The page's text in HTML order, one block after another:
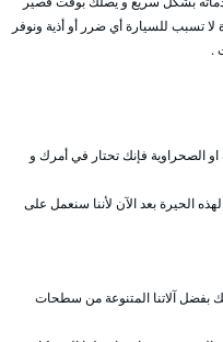
تسبب للسيارة أي ضرر أو أذية ونوفر
.
الصحراوية فإنك تحتار في أمرك و
الحيرة بعد الآن لأننا سنعمل على
بفضل آلاتنا المتنوعة من سطحات